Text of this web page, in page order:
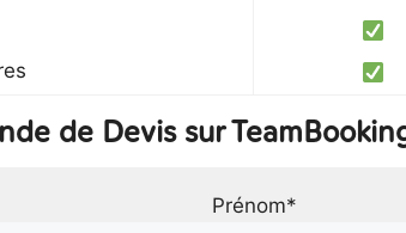
de Devis sur
Prénom*